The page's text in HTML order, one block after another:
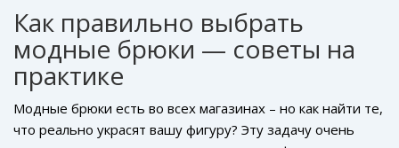
мнутся. Этот секрет почему-то принято скрывать, хотя
по опыту: разница в комфорте колоссальная.
примерить даже яркие цвета: фуксия, лайм, мандарин.
Одноточечно такие брюки поднимают настроение в
дождливый день и моментально делают обычный
аутфит акцентным.
Как правильно выбрать
модные брюки — советы на
практике
Модные брюки есть во всех магазинах – но как найти те,
что реально украсят вашу фигуру? Эту задачу очень